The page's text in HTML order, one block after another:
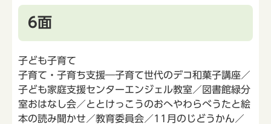
6面
子ども子育て
子育て・子育ち支援―子育て世代のデコ和菓子講座／
子ども家庭支援センターエンジェル教室／図書館緑分
室おはなし会／ととけっこうのおへやわらべうたと絵
本の読み聞かせ／教育委員会／11月のじどうかん／